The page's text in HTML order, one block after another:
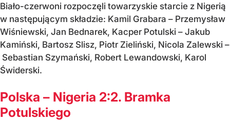
Biało-czerwoni rozpoczęli towarzyskie starcie z Nigerią
w następującym składzie: Kamil Grabara – Przemysław
Wiśniewski, Jan Bednarek, Kacper Potulski – Jakub
Kamiński, Bartosz Slisz, Piotr Zieliński, Nicola Zalewski –
Sebastian Szymański, Robert Lewandowski, Karol
Świderski.
Polska – Nigeria 2:2. Bramka
Potulskiego